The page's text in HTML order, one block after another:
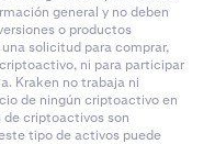
general y no deben
o productos
solicitud para comprar,
ni para participar
Kraken no trabaja ni
de ningún criptoactivo en
de criptoactivos son
tipo de activos puede